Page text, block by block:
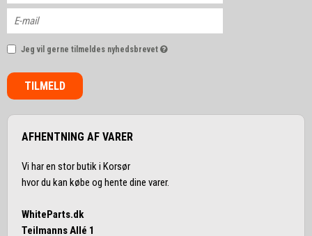
Jeg vil gerne tilmeldes nyhedsbrevet
TILMELD
AFHENTNING AF VARER
Vi har en stor butik i Korsør
hvor du kan købe og hente dine varer.
WhiteParts.dk
Teilmanns Allé 1